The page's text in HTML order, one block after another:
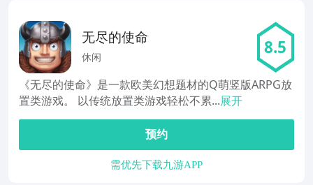
无尽的使命
休闲 8.5
《无尽的使命》是一款欧美幻想题材的Q萌竖版ARPG放
置类游戏。 以传统放置类游戏轻松不累...展开
预约
需优先下载九游APP